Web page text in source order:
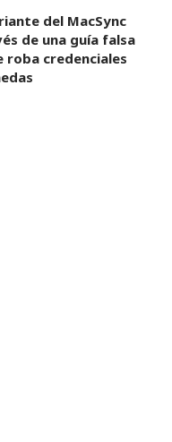
del MacSync
de una guía falsa
roba credenciales